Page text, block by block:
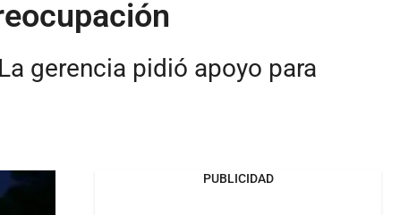
gerencia pidió apoyo para
PUBLICIDAD